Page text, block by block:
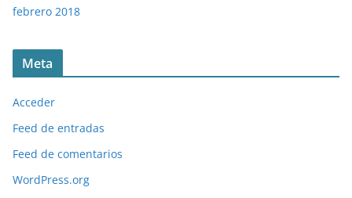
febrero 2018
Meta
Acceder
Feed de entradas
Feed de comentarios
WordPress.org